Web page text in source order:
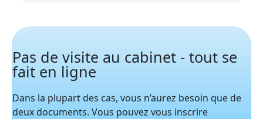
Pas de visite au cabinet - tout se
fait en ligne
Dans la plupart des cas, vous n’aurez besoin que de
deux documents. Vous pouvez vous inscrire